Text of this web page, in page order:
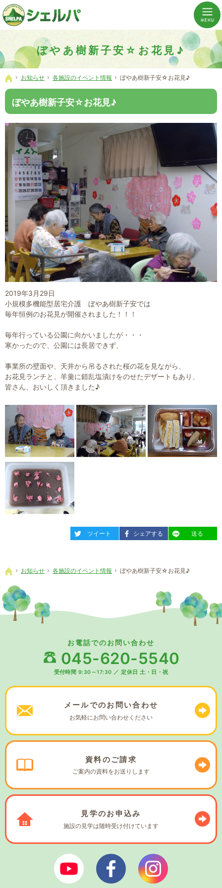
ぼやあ樹新子安☆お花見♪
介護の「通い・泊まり・訪問」から必要なものだけをご提供。介護のことならシェルパへ。
横浜市神奈川区 事業所数No,1の小規模多機能型居宅介護ぼやあ樹
ホーム
お知らせ 各施設のイベント情報 ぼやあ樹新子安☆お花見♪
ぼやあ樹新子安☆お花見♪
2019年3月29日
小規模多機能型居宅介護 ぼやあ樹新子安では
毎年恒例のお花見が開催されました！！！
毎年行っている公園に向かいましたが・・・
寒かったので、公園には長居できず、
事業所の壁面や、天井から吊るされた桜の花を見ながら、
お花見ランチと、羊羹に錯乱塩漬けをのせたデザートもあり、
皆さん、おいしく頂きました♪
entry493ツイート entry493
シェアする entry493
送る
ホーム
お知らせ 各施設のイベント情報 ぼやあ樹新子安☆お花見♪
お電話でのお問い合わせ
045-620-5540
受付時間 9:30～17:30 ／ 定休日 土・日・祝
メールでのお問い合わせ
お気軽にお問い合わせください
資料のご請求
ご案内の資料をお送りします
見学のお申込み
施設の見学は随時受け付けています
ぼやあ樹Youtube シェルパフェイスブック